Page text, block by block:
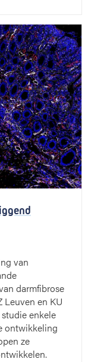
van
darmfibrose
Leuven en KU
enkele
ontwikkeling
ze